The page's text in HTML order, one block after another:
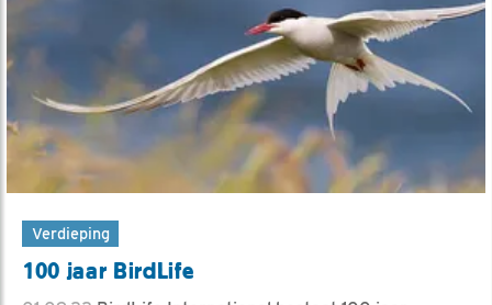
Verdieping
100 jaar BirdLife